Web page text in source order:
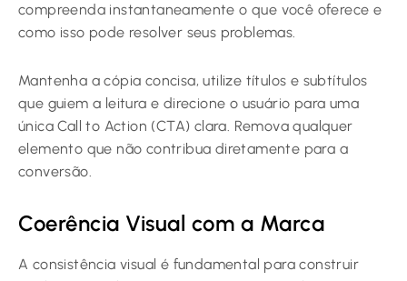
compreenda instantaneamente o que você oferece e
como isso pode resolver seus problemas.
Mantenha a cópia concisa, utilize títulos e subtítulos
que guiem a leitura e direcione o usuário para uma
única Call to Action (CTA) clara. Remova qualquer
elemento que não contribua diretamente para a
conversão.
Coerência Visual com a Marca
A consistência visual é fundamental para construir